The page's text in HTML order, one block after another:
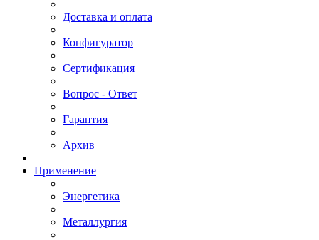
Доставка и оплата
Конфигуратор
Сертификация
Вопрос - Ответ
Гарантия
Архив
Применение
Энергетика
Металлургия